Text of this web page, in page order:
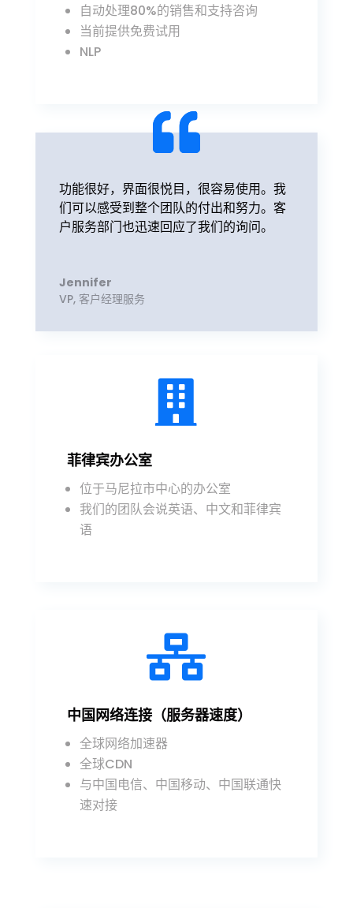
自动处理80%的销售和支持咨询
当前提供免费试用
NLP
功能很好，界面很悦目，很容易使用。我
们可以感受到整个团队的付出和努力。客
户服务部门也迅速回应了我们的询问。
Jennifer
VP, 客户经理服务

菲律宾办公室
位于马尼拉市中心的办公室
我们的团队会说英语、中文和菲律宾
语

中国网络连接（服务器速度）
全球网络加速器
全球CDN
与中国电信、中国移动、中国联通快
速对接